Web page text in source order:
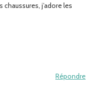
chaussures, j’adore les
Répondre